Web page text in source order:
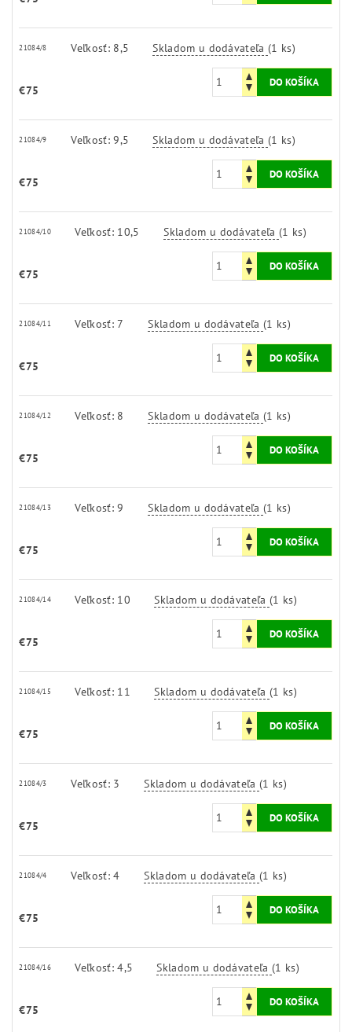
21084/8 Veľkosť: 8,5 Skladom u dodávateľa(1 ks)
€75
21084/9 Veľkosť: 9,5 Skladom u dodávateľa(1 ks)
€75
21084/10 Veľkosť: 10,5 Skladom u dodávateľa(1 ks)
€75
21084/11 Veľkosť: 7 Skladom u dodávateľa(1 ks)
€75
21084/12 Veľkosť: 8 Skladom u dodávateľa(1 ks)
€75
21084/13 Veľkosť: 9 Skladom u dodávateľa(1 ks)
€75
21084/14 Veľkosť: 10 Skladom u dodávateľa(1 ks)
€75
21084/15 Veľkosť: 11 Skladom u dodávateľa(1 ks)
€75
21084/3 Veľkosť: 3 Skladom u dodávateľa(1 ks)
€75
21084/4 Veľkosť: 4 Skladom u dodávateľa(1 ks)
€75
21084/16 Veľkosť: 4,5 Skladom u dodávateľa(1 ks)
€75